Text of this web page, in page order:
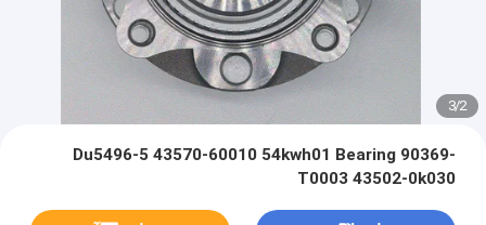
2
/
3
Du5496-5 43570-60010 54kwh01 Bearing 90369-
T0003 43502-0k030